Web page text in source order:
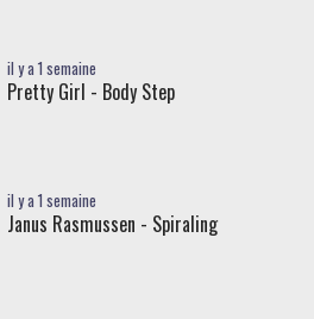
il y a 1 semaine
Pretty Girl - Body Step
il y a 1 semaine
Janus Rasmussen - Spiraling